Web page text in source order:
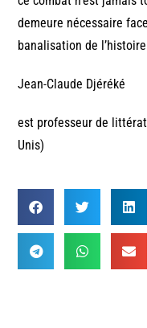
demeure nécessaire
banalisation de
Jean-Claude Djéréké
est professeur de
Unis)